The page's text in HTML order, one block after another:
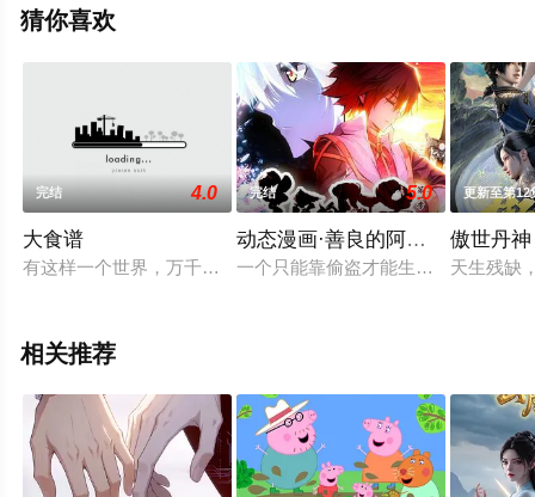
情网等平台了解。
猜你喜欢
完结 4.0
大食谱
有这样一个世界，万千大陆像浮岛一样漂浮在宇宙中，它们之
完结 5.0
动态漫画·善良的阿呆 第1季
一个只能靠偷盗才能生存的男孩阿呆
更新至第12
傲世丹神
天生残缺
相关推荐